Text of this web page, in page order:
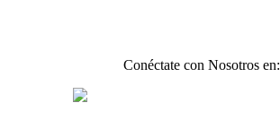
Conéctate con Nosotros en: